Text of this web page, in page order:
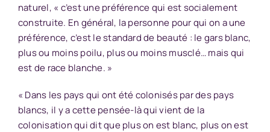
naturel, « c’est une préférence qui est socialement
construite. En général, la personne pour qui on a une
préférence, c’est le standard de beauté : le gars blanc,
plus ou moins poilu, plus ou moins musclé… mais qui
est de race blanche. »
« Dans les pays qui ont été colonisés par des pays
blancs, il y a cette pensée-là qui vient de la
colonisation qui dit que plus on est blanc, plus on est